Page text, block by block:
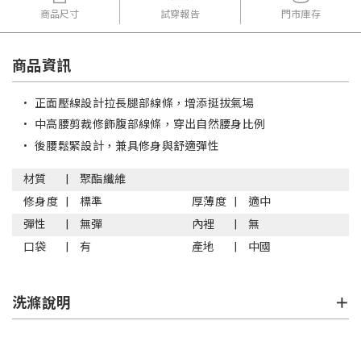
商品尺寸 試穿報告 門市庫存
商品資訊
• 正面壓線設計拉長腿部線條，增添挺拔氣場
• 中高腰剪裁修飾腹部線條，穿出自然腰身比例
• 後腰鬆緊設計，兼具修身與舒適彈性
材質
聚酯纖維
修身度
標準 厚薄度
適中
彈性
無彈 內裡
無
口袋
有 產地 中國
洗滌說明